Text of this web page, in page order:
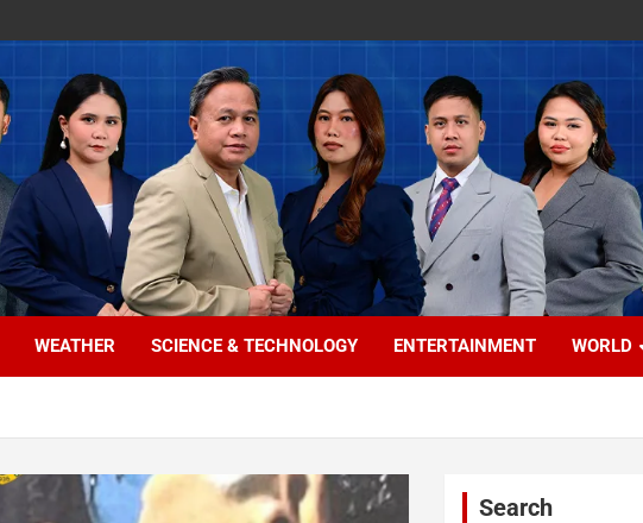
WEATHER SCIENCE & TECHNOLOGY ENTERTAINMENT WORLD
Search